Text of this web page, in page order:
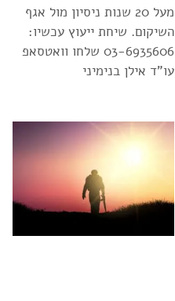
מעל 20 שנות ניסיון מול אגף
השיקום. שיחת ייעוץ עכשיו:
03-6935606 שלחו וואטסאפ
עו”ד אילן בנימיני